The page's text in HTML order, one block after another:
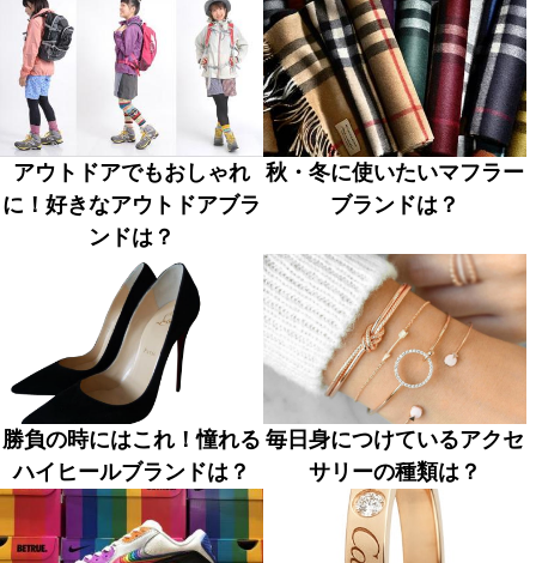
アウトドアでもおしゃれ
に！好きなアウトドアブラ
ンドは？
秋・冬に使いたいマフラー
ブランドは？
勝負の時にはこれ！憧れる
ハイヒールブランドは？
毎日身につけているアクセ
サリーの種類は？